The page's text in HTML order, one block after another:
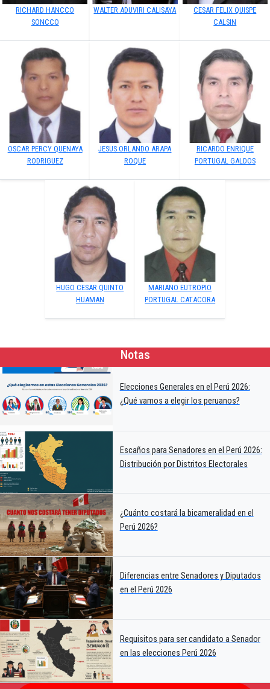
RICHARD HANCCO
SONCCO
WALTER ADUVIRI CALISAYA
CESAR FELIX QUISPE
CALSIN
OSCAR PERCY QUENAYA
RODRIGUEZ
JESUS ORLANDO ARAPA
ROQUE
RICARDO ENRIQUE
PORTUGAL GALDOS
HUGO CESAR QUINTO
HUAMAN
MARIANO EUTROPIO
PORTUGAL CATACORA
Notas
Elecciones Generales en el Perú 2026:
¿Qué vamos a elegir los peruanos?
Escaños para Senadores en el Perú 2026:
Distribución por Distritos Electorales
¿Cuánto costará la bicameralidad en el
Perú 2026?
Diferencias entre Senadores y Diputados
en el Perú 2026
Requisitos para ser candidato a Senador
en las elecciones Perú 2026